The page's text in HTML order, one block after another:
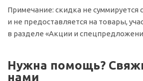
Примечание: скидка не суммируется
и не предоставляется на товары,
в разделе «Акции и
Нужна помощь?
нами